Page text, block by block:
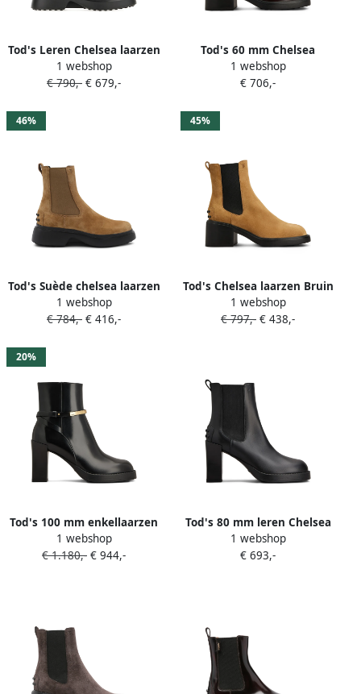
Tod's Leren Chelsea laarzen
Bruin
1 webshop
€ 790,- € 679,-
Tod's 60 mm Chelsea
laarzen Rood
1 webshop
€ 706,-
46%
Tod's Suède chelsea laarzen
met elastisch vlak Beige
1 webshop
€ 784,- € 416,-
45%
Tod's Chelsea laarzen Bruin
1 webshop
€ 797,- € 438,-
20%
Tod's 100 mm enkellaarzen
Zwart
1 webshop
€ 1.180,- € 944,-
Tod's 80 mm leren Chelsea
laarzen Zwart
1 webshop
€ 693,-